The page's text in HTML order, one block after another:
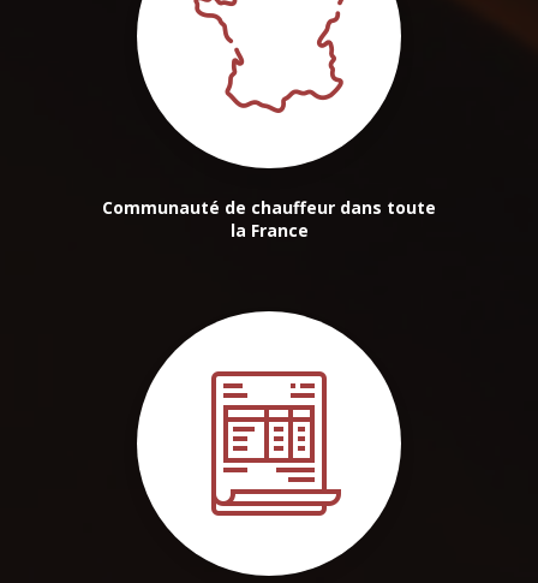
Communauté de chauffeur dans toute
la France